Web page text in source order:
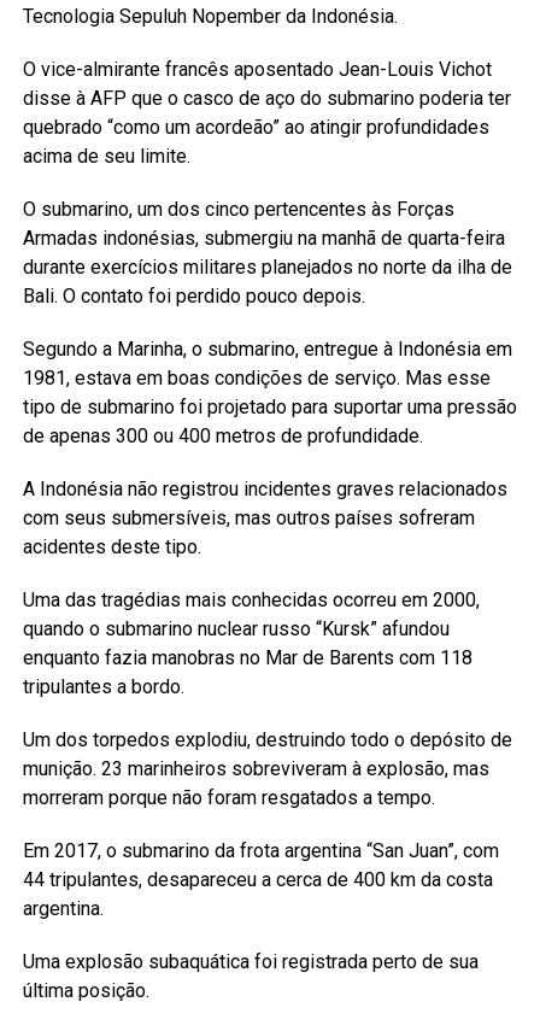
Tecnologia Sepuluh Nopember da Indonésia.
O vice-almirante francês aposentado Jean-Louis Vichot
disse à AFP que o casco de aço do submarino poderia ter
quebrado “como um acordeão” ao atingir profundidades
acima de seu limite.
O submarino, um dos cinco pertencentes às Forças
Armadas indonésias, submergiu na manhã de quarta-feira
durante exercícios militares planejados no norte da ilha de
Bali. O contato foi perdido pouco depois.
Segundo a Marinha, o submarino, entregue à Indonésia em
1981, estava em boas condições de serviço. Mas esse
tipo de submarino foi projetado para suportar uma pressão
de apenas 300 ou 400 metros de profundidade.
A Indonésia não registrou incidentes graves relacionados
com seus submersíveis, mas outros países sofreram
acidentes deste tipo.
Uma das tragédias mais conhecidas ocorreu em 2000,
quando o submarino nuclear russo “Kursk” afundou
enquanto fazia manobras no Mar de Barents com 118
tripulantes a bordo.
Um dos torpedos explodiu, destruindo todo o depósito de
munição. 23 marinheiros sobreviveram à explosão, mas
morreram porque não foram resgatados a tempo.
Em 2017, o submarino da frota argentina “San Juan”, com
44 tripulantes, desapareceu a cerca de 400 km da costa
argentina.
Uma explosão subaquática foi registrada perto de sua
última posição.